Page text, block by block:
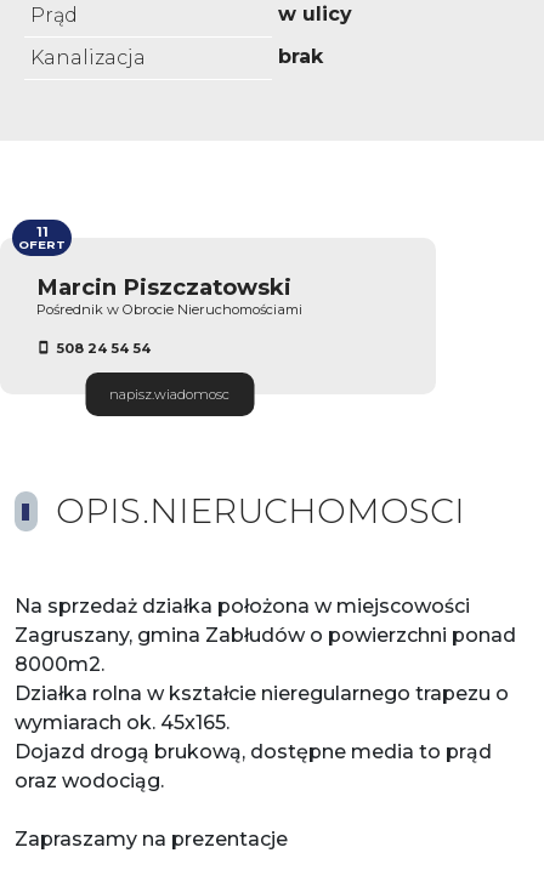
Prąd
w ulicy
Kanalizacja
brak
Marcin Piszczatowski
Pośrednik w Obrocie Nieruchomościami
508 24 54 54
napisz.wiadomosc
11
OFERT
OPIS.NIERUCHOMOSCI
Na sprzedaż działka położona w miejscowości
Zagruszany, gmina Zabłudów o powierzchni ponad
8000m2.
Działka rolna w kształcie nieregularnego trapezu o
wymiarach ok. 45x165.
Dojazd drogą brukową, dostępne media to prąd
oraz wodociąg.
Zapraszamy na prezentacje